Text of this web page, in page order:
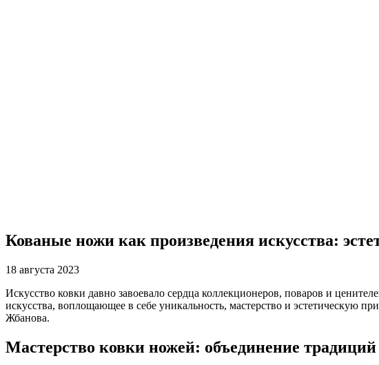
Кованые ножи как произведения искусства:
18 августа 2023
Искусство ковки давно завоевало сердца коллекционеров, поваров и
искусства, воплощающее в себе уникальность, мастерство и эстетическую
Жбанова.
Мастерство ковки ножей: объединение традиций